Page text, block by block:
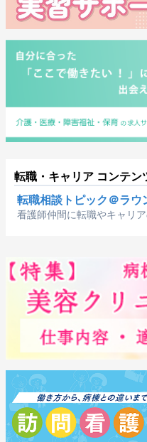
転職・キャリア コンテン
転職相談トピック＠ラウ
看護師仲間に転職やキャリ